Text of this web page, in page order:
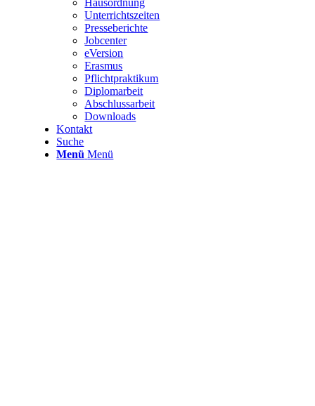
Hausordnung
Unterrichtszeiten
Presseberichte
Jobcenter
eVersion
Erasmus
Pflichtpraktikum
Diplomarbeit
Abschlussarbeit
Downloads
Kontakt
Suche
Menü Menü